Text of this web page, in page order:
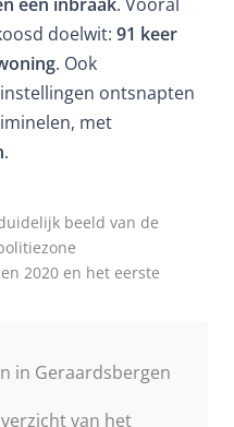
doelwit: 91 keer
. Ook
ontsnapten
met
.
beeld van de
2020 en het eerste
in Geraardsbergen
van het